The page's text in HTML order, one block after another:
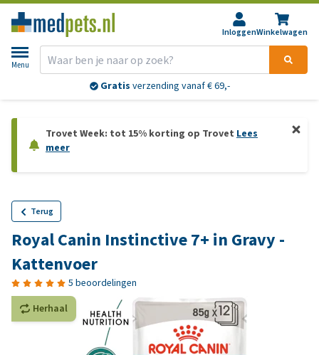
InloggenWinkelwagen
Menu
Gratis verzending vanaf € 69,-
Trovet Week: tot 15% korting op Trovet Lees
meer
Terug
Royal Canin Instinctive 7+ in Gravy -
Kattenvoer
5 beoordelingen
Herhaal